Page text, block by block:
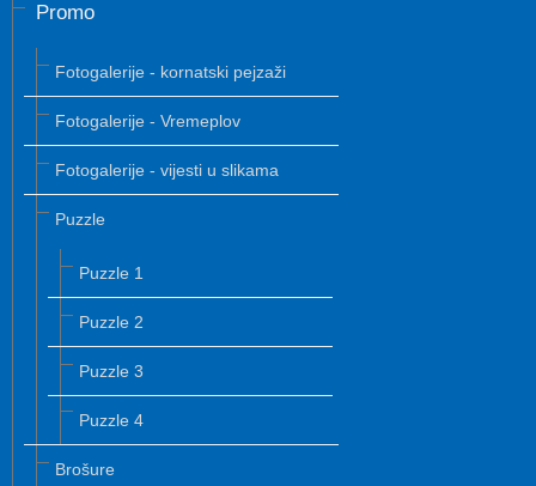
Promo
Fotogalerije - kornatski pejzaži
Fotogalerije - Vremeplov
Fotogalerije - vijesti u slikama
Puzzle
Puzzle 1
Puzzle 2
Puzzle 3
Puzzle 4
Brošure